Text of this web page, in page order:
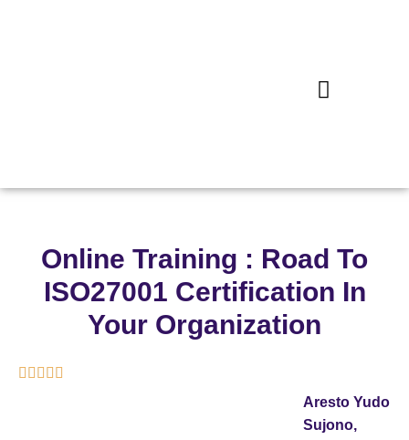
Online Training : Road To
ISO27001 Certification In
Your Organization
    
Aresto Yudo
Sujono,